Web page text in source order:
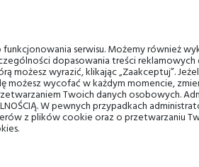
GPSR RECENZJE(0)
Lawenda i Amaretto
serwisu. Możemy również
dopasowania treści
wyrazić, klikając „Zaakceptuj”.
możesz wycofać w każdym momencie,
Twoich danych osobowych.
W pewnych przypadkach
z plików cookie oraz o przetwarzaniu